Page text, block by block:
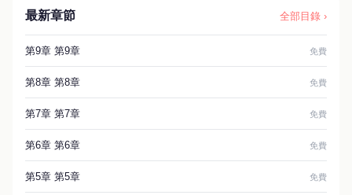
生。 眾太醫均束手無策。 #番茄短篇 #古代 #爽文
最新章節 全部目錄 ›
第9章 第9章 免費
第8章 第8章 免費
第7章 第7章 免費
第6章 第6章 免費
第5章 第5章 免費